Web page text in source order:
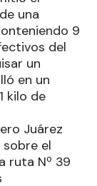
una
9
del
un
en un
kilo de
Juárez
el
ruta Nº 39